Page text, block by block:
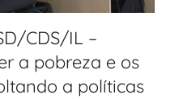
CDS/IL –
a pobreza e os
a políticas